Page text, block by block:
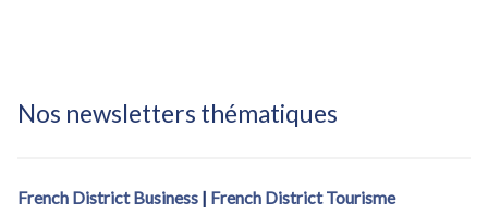
Nos newsletters thématiques
French District Business | French District Tourisme